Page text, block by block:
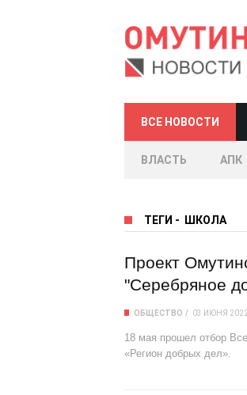
ВСЕ НОВОСТИ
ВЛАСТЬ АПК
ТЕГИ - ШКОЛА
Проект
"Серебряное
ОБЩЕСТВО 03 ИЮНЯ 2022
18 мая прошел отбор
«Регион добрых дел».